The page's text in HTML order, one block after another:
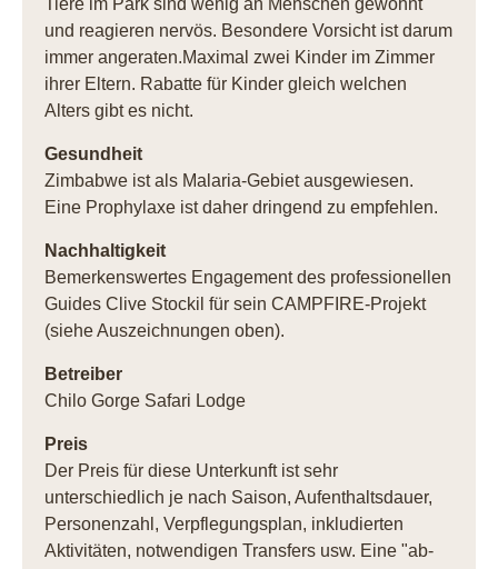
Tiere im Park sind wenig an Menschen gewöhnt
und reagieren nervös. Besondere Vorsicht ist darum
immer angeraten.Maximal zwei Kinder im Zimmer
ihrer Eltern. Rabatte für Kinder gleich welchen
Alters gibt es nicht.
Gesundheit
Zimbabwe ist als Malaria-Gebiet ausgewiesen.
Eine Prophylaxe ist daher dringend zu empfehlen.
Nachhaltigkeit
Bemerkenswertes Engagement des professionellen
Guides Clive Stockil für sein CAMPFIRE-Projekt
(siehe Auszeichnungen oben).
Betreiber
Chilo Gorge Safari Lodge
Preis
Der Preis für diese Unterkunft ist sehr
unterschiedlich je nach Saison, Aufenthaltsdauer,
Personenzahl, Verpflegungsplan, inkludierten
Aktivitäten, notwendigen Transfers usw. Eine "ab-